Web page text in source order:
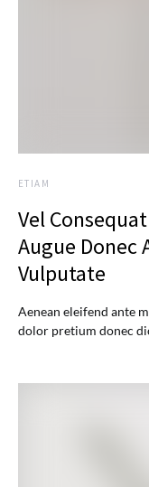
ETIAM
Vel
Augue Donec
Vulputate
Aenean eleifend ante
dolor pretium donec